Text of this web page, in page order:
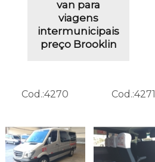
van para
viagens
intermunicipais
preço Brooklin
Cod.:4270 Cod.:4271